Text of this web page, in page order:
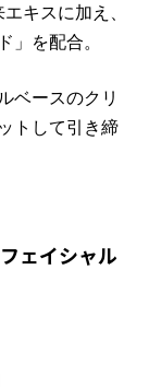
キスに加え、
」を配合。
ベースのクリ
トして引き締
ェイシャル